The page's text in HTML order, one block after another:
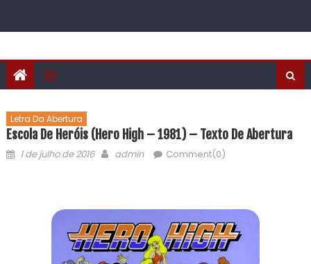
Letra Da Abertura
Escola De Heróis (Hero High – 1981) – Texto De Abertura
1 de julho de 2016 admin Comment(0)